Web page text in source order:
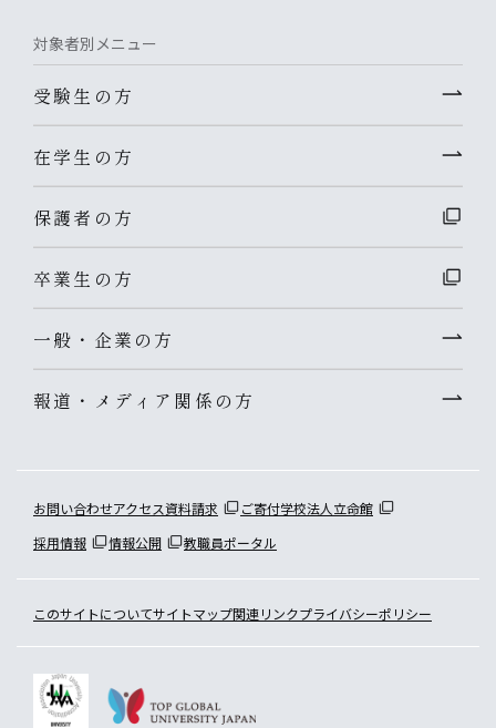
対象者別メニュー
受験生の方
在学生の方
保護者の方
卒業生の方
一般・企業の方
報道・メディア関係の方
お問い合わせアクセス資料請求 ご寄付学校法人立命館
採用情報
情報公開 教職員ポータル
このサイトについてサイトマップ関連リンクプライバシーポリシー